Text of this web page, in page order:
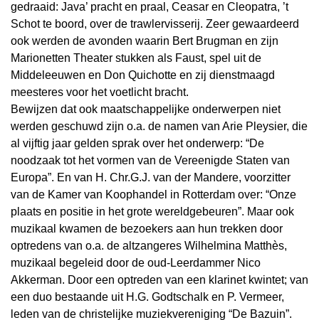
gedraaid: Java’ pracht en praal, Ceasar en Cleopatra, ’t
Schot te boord, over de trawlervisserij. Zeer gewaardeerd
ook werden de avonden waarin Bert Brugman en zijn
Marionetten Theater stukken als Faust, spel uit de
Middeleeuwen en Don Quichotte en zij dienstmaagd
meesteres voor het voetlicht bracht.
Bewijzen dat ook maatschappelijke onderwerpen niet
werden geschuwd zijn o.a. de namen van Arie Pleysier, die
al vijftig jaar gelden sprak over het onderwerp: “De
noodzaak tot het vormen van de Vereenigde Staten van
Europa”. En van H. Chr.G.J. van der Mandere, voorzitter
van de Kamer van Koophandel in Rotterdam over: “Onze
plaats en positie in het grote wereldgebeuren”. Maar ook
muzikaal kwamen de bezoekers aan hun trekken door
optredens van o.a. de altzangeres Wilhelmina Matthès,
muzikaal begeleid door de oud-Leerdammer Nico
Akkerman. Door een optreden van een klarinet kwintet; van
een duo bestaande uit H.G. Godtschalk en P. Vermeer,
leden van de christelijke muziekvereniging “De Bazuin”.